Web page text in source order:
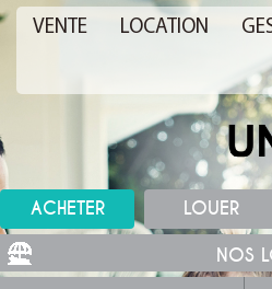
VENTE LOCATION
ACHETER LOUER
NOS